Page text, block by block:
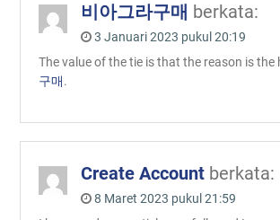
비아그라구매 berkata:
3 Januari 2023 pukul 20:19
The value of the tie is that the reason is the
구매.
Create Account berkata:
8 Maret 2023 pukul 21:59